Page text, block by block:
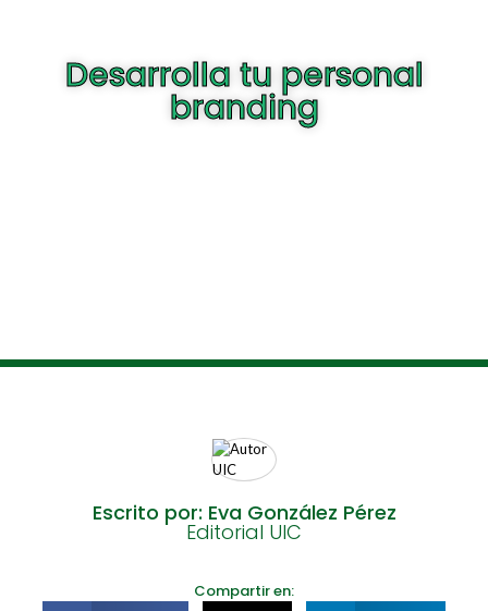
Desarrolla tu personal
branding
Escrito por: Eva González Pérez
Editorial UIC
Compartir en: